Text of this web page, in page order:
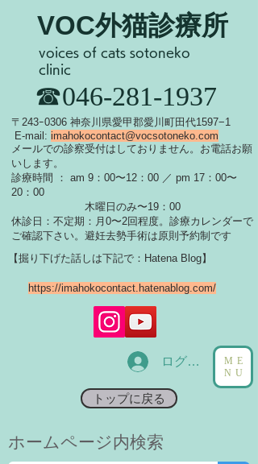
VOC外猫診療所
​☎046-281-1937
​〒243ｰ0306 神奈川県愛甲郡愛川町田代1597−1
E-mail: imahokocontact@vocsotoneko.com
​メールでの診察受付はしておりません。お電話お願
いします。
診療時間 ： am 9：00〜12：00 ／ pm 17：00〜
20：00
木曜日のみ〜19：00
休診日：不定期：月0〜2回程度。診療カレンダーで
ご確認下さい。 ​避妊去勢手術は原則予約制です
voices of cats sotoneko
clinic
ログイン
トップに戻る
ME
NU
https://imahokocontact.hatenablog.com/
【掘り下げた話しは下記で：Hatena Blog】
​ホームページ内検索